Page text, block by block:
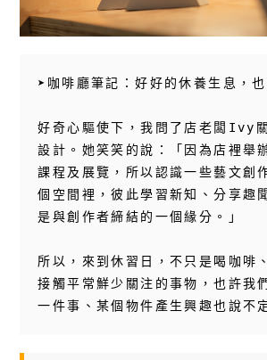
➤咖啡廳筆記：好好的休養生息，
好奇心驅使下，我問了店老闆Ivy
設計。她笑笑的說：「因為店裡舉
課程及展覽，所以認識一些藝文創
個空間裡，彼此學習新知、分享趣
是與創作者締結的一個緣分。」
所以，來到休習日，不只是喝咖啡
接觸平常鮮少關注的事物，也許我
一件事、某個物件產生興趣也說不